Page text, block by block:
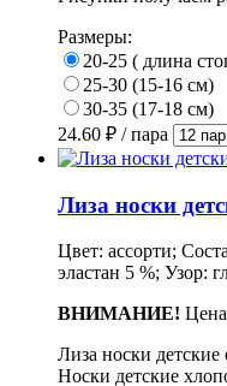
Размеры:
20-25 ( длина
25-30 (15-16 см)
30-35 (17-18 см)
24.60 ₽ / пара
Лиза носки
Цвет: ассорти;
эластан 5 %; Узор:
ВНИМАНИЕ! Цена
Лиза носки
Носки детские